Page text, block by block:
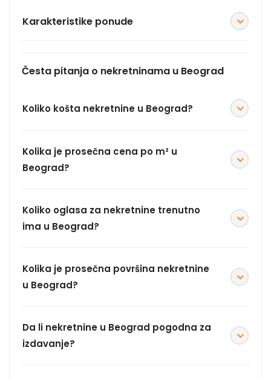
Karakteristike ponude
Česta pitanja o nekretninama u Beograd
Koliko košta nekretnine u Beograd?
Kolika je prosečna cena po m² u
Beograd?
Koliko oglasa za nekretnine trenutno
ima u Beograd?
Kolika je prosečna površina nekretnine
u Beograd?
Da li nekretnine u Beograd pogodna za
izdavanje?